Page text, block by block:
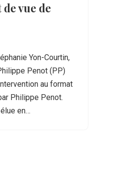
vue de
Yon-Courtin,
Penot (PP)
au format
Philippe Penot.
en…